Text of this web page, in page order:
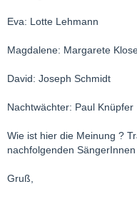
Eva: Lotte Lehmann
Magdalene: Margarete
David: Joseph Schmidt
Nachtwächter: Paul Knüpfer
Wie ist hier die Meinung ?
nachfolgenden
Gruß,